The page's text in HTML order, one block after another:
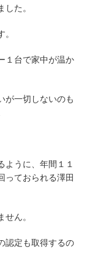
た。
１台で家中が温か
が一切しないのも
ように、年間１１
っておられる澤田
ん。
認定も取得するの